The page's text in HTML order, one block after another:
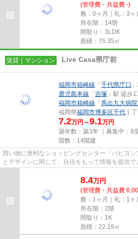
(管理費・共益費 -)
敷：0ヶ月｜礼：3ヶ
所在階：14階
間取り：3LDK
面積：75.35㎡
賃貸｜マンション Live Casa県庁前
福岡市箱崎線 「千代県庁口
鹿児島本線 「吉塚 」駅 徒歩
福岡市箱崎線 「馬出九大病
福岡県福岡市博多区千代 １
7.2万円～9.1万円
築年数：築3年 ｜募集中： 8
階数：14階建
買い物に便利なショッピングセンター「パピヨ
とデザインに関して、自信をもって情報を提供で
ある室内が魅力的な2022年築の...
8.4万円
(管理費・共益費
敷：1ヶ月｜礼：1ヶ
所在階：2階
間取り：1K
面積：22.19㎡